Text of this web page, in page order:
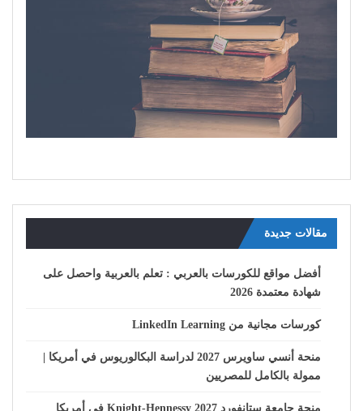
مقالات جديدة
أفضل مواقع للكورسات بالعربي : تعلم بالعربية واحصل على
شهادة معتمدة 2026
كورسات مجانية من LinkedIn Learning
منحة أنسي ساويرس 2027 لدراسة البكالوريوس في أمريكا |
ممولة بالكامل للمصريين
منحة جامعة ستانفورد Knight-Hennessy 2027 في أمريكا